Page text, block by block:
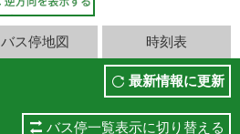
バス停地図 時刻表
最新情報に更新
バス停一覧表示に切り替える